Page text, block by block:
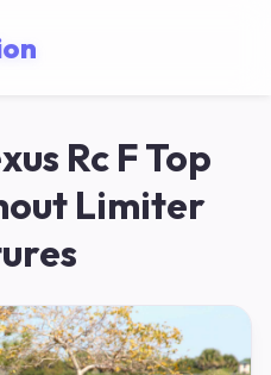
Rc F Top
Limiter